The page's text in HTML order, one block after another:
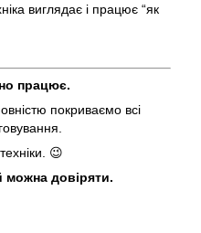
виглядає і працює “як
працює.
покриваємо всі
😉
можна довіряти.